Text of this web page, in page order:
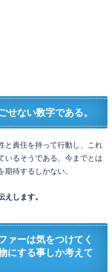
せない数字である。
と責任を持って行動し、これ
いるそうである、今までとは
待するしかない。
します。
ァーは気をつけてく
にする事しか考えて